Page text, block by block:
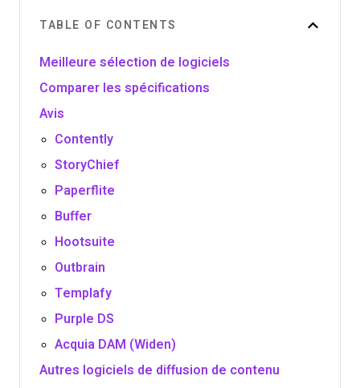
TABLE OF CONTENTS
Meilleure sélection de logiciels
Comparer les spécifications
Avis
Contently
StoryChief
Paperflite
Buffer
Hootsuite
Outbrain
Templafy
Purple DS
Acquia DAM (Widen)
Autres logiciels de diffusion de contenu